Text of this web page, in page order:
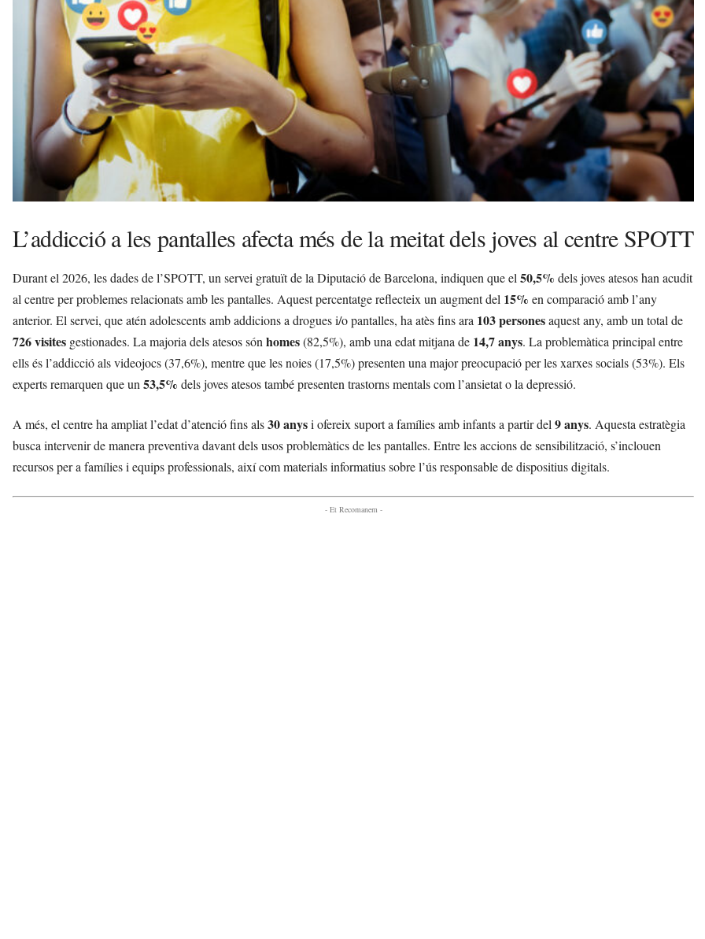
L’addicció a les pantalles afecta més de la meitat dels joves al centre SPOTT
Durant el 2026, les dades de l’SPOTT, un servei gratuït de la Diputació de Barcelona, indiquen que el50,5% dels joves atesos han acudit
al centre per problemes relacionats amb les pantalles. Aquest percentatge reflecteix un augment del 15% en comparació amb l’any
anterior. El servei, que atén adolescents amb addicions a drogues i/o pantalles, ha atès fins ara 103 personesaquest any, amb un total de
726 visites gestionades. La majoria dels atesos sónhomes(82,5%), amb una edat mitjana de 14,7 anys. La problemàtica principal entre
ells és l’addicció als videojocs (37,6%), mentre que les noies (17,5%) presenten una major preocupació per les xarxes socials (53%). Els
experts remarquen que un53,5% dels joves atesos també presenten trastorns mentals com l’ansietat o la depressió.
A més, el centre ha ampliat l’edat d’atenció fins als30 anysi ofereix suport a famílies amb infants a partir del9 anys. Aquesta estratègia
busca intervenir de manera preventiva davant dels usos problemàtics de les pantalles. Entre les accions de sensibilització, s’inclouen
recursos per a famílies i equips professionals, així com materials informatius sobre l’ús responsable de dispositius digitals.
- Et Recomanem -